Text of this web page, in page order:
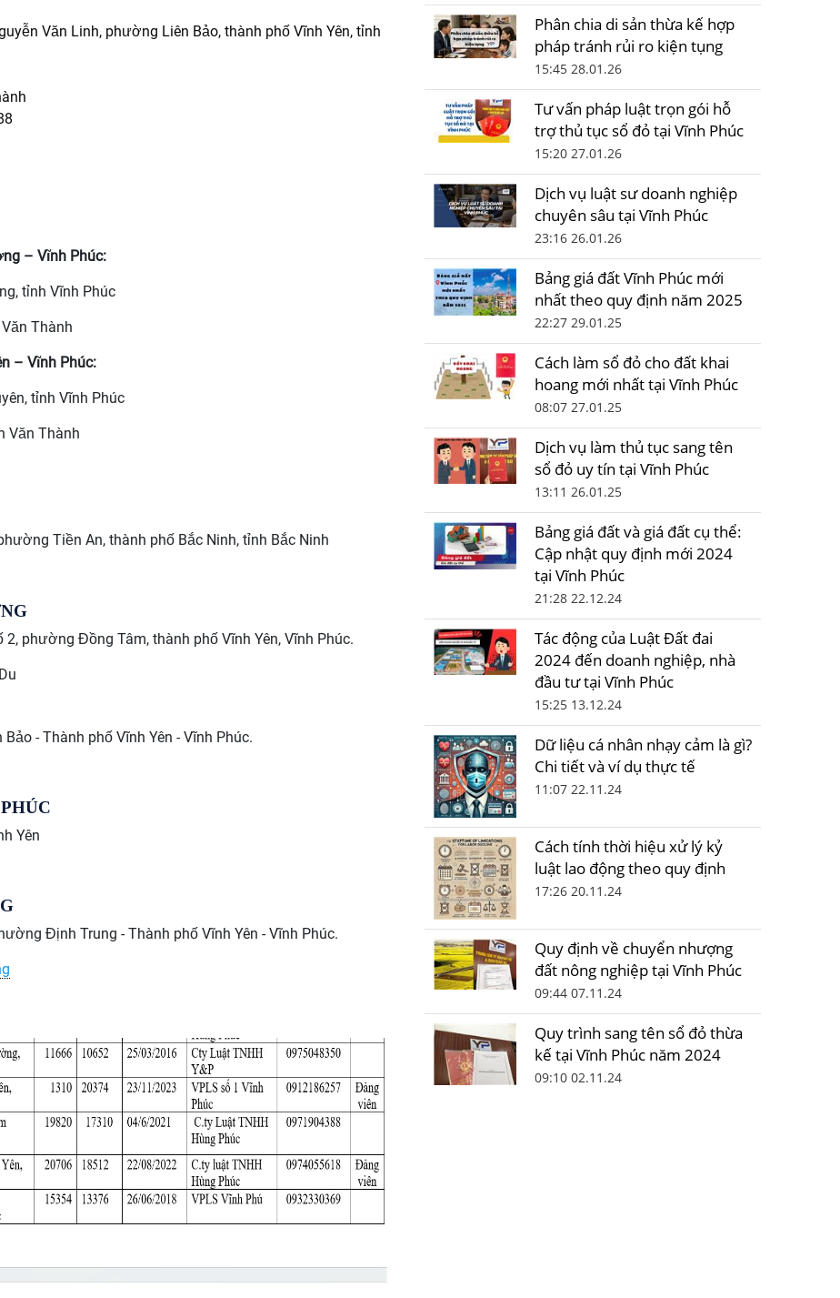
Văn Linh, phường Liên Bảo, thành phố Vĩnh Yên, tỉnh
– Vĩnh Phúc:
tỉnh Vĩnh Phúc
Thành
– Vĩnh Phúc:
tỉnh Vĩnh Phúc
Văn Thành
Tiền An, thành phố Bắc Ninh, tỉnh Bắc Ninh
phường Đồng Tâm, thành phố Vĩnh Yên, Vĩnh Phúc.
- Thành phố Vĩnh Yên - Vĩnh Phúc.
Yên
Định Trung - Thành phố Vĩnh Yên - Vĩnh Phúc.
Phân chia di sản thừa kế hợp
pháp tránh rủi ro kiện tụng
15:45 28.01.26
Tư vấn pháp luật trọn gói hỗ
trợ thủ tục sổ đỏ tại Vĩnh Phúc
15:20 27.01.26
Dịch vụ luật sư doanh nghiệp
chuyên sâu tại Vĩnh Phúc
23:16 26.01.26
Bảng giá đất Vĩnh Phúc mới
nhất theo quy định năm 2025
22:27 29.01.25
Cách làm sổ đỏ cho đất khai
hoang mới nhất tại Vĩnh Phúc
08:07 27.01.25
Dịch vụ làm thủ tục sang tên
sổ đỏ uy tín tại Vĩnh Phúc
13:11 26.01.25
Bảng giá đất và giá đất cụ thể:
Cập nhật quy định mới 2024
tại Vĩnh Phúc
21:28 22.12.24
Tác động của Luật Đất đai
2024 đến doanh nghiệp, nhà
đầu tư tại Vĩnh Phúc
15:25 13.12.24
Dữ liệu cá nhân nhạy cảm là gì?
Chi tiết và ví dụ thực tế
11:07 22.11.24
Cách tính thời hiệu xử lý kỷ
luật lao động theo quy định
17:26 20.11.24
Quy định về chuyển nhượng
đất nông nghiệp tại Vĩnh Phúc
09:44 07.11.24
Quy trình sang tên sổ đỏ thừa
kế tại Vĩnh Phúc năm 2024
09:10 02.11.24